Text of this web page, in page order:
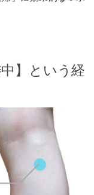
】という経